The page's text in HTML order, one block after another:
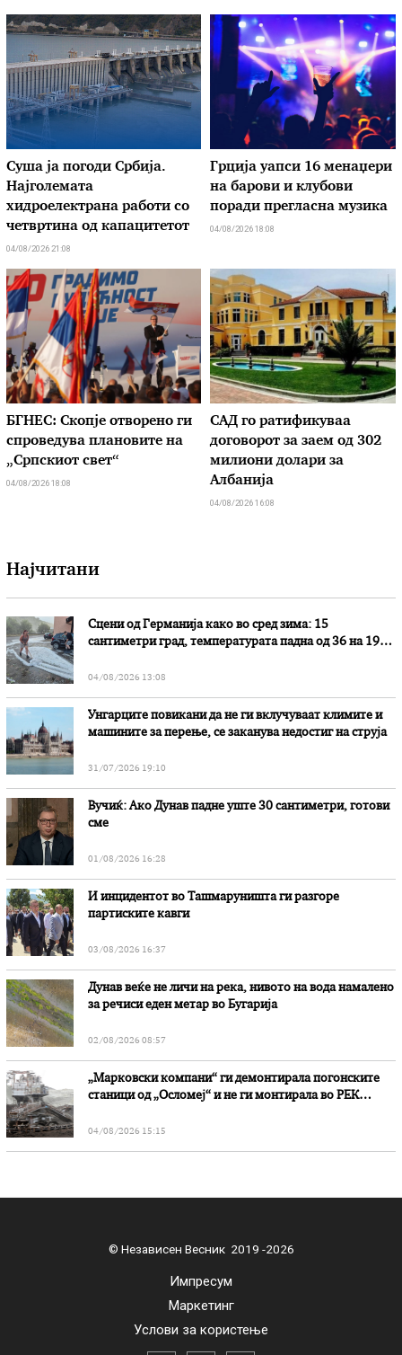
Суша ја погоди Србија.
Најголемата
хидроелектрана работи со
четвртина од капацитетот
04/08/2026 21:08
Грција уапси 16 менаџери
на барови и клубови
поради прегласна музика
04/08/2026 18:08
БГНЕС: Скопје отворено ги
спроведува плановите на
„Српскиот свет“
04/08/2026 18:08
САД го ратификуваа
договорот за заем од 302
милиони долари за
Албанија
04/08/2026 16:08
Најчитани
Сцени од Германија како во сред зима: 15
сантиметри град, температурата падна од 36 на 19
04/08/2026 13:08
Унгарците повикани да не ги вклучуваат климите и
машините за перење, се заканува недостиг на струја
31/07/2026 19:10
Вучиќ: Ако Дунав падне уште 30 сантиметри, готови
сме
01/08/2026 16:28
И инцидентот во Ташмаруништa ги разгоре
партиските кавги
03/08/2026 16:37
Дунав веќе не личи на река, нивото на вода намалено
за речиси еден метар во Бугарија
02/08/2026 08:57
„Марковски компани“ ги демонтирала погонските
станици од „Осломеј“ и не ги монтирала во РЕК
04/08/2026 15:15
© Независен Весник 2019 -2026
Импресум
Маркетинг
Услови за користење